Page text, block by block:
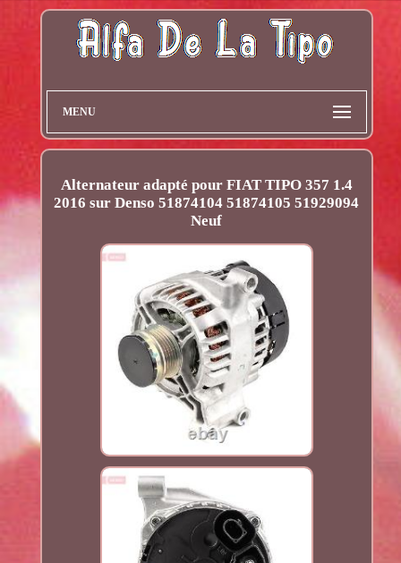
MENU
Alternateur adapté pour FIAT TIPO 357 1.4
2016 sur Denso 51874104 51874105 51929094
Neuf